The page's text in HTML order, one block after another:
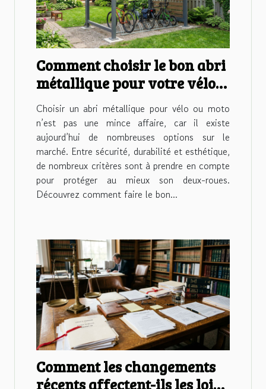
Comment choisir le bon abri
métallique pour votre vélo
ou moto ?
Choisir un abri métallique pour vélo ou moto
n’est pas une mince affaire, car il existe
aujourd’hui de nombreuses options sur le
marché. Entre sécurité, durabilité et esthétique,
de nombreux critères sont à prendre en compte
pour protéger au mieux son deux-roues.
Découvrez comment faire le bon...
Comment les changements
récents affectent-ils les lois